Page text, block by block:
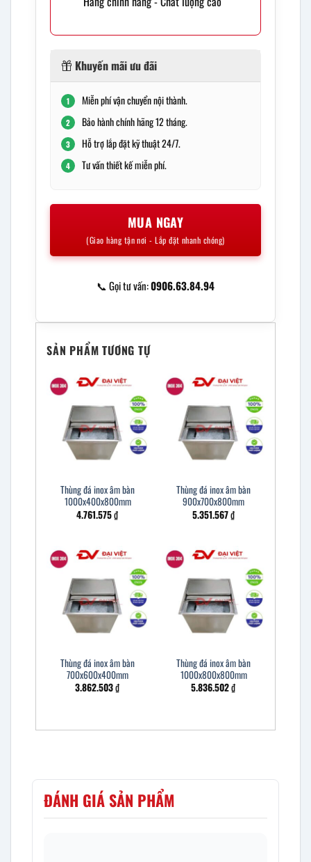
Khuyến mãi ưu đãi
1 Miễn phí vận chuyển nội thành.
2 Bảo hành chính hãng 12 tháng.
3 Hỗ trợ lắp đặt kỹ thuật 24/7.
4 Tư vấn thiết kế miễn phí.
MUA NGAY
(Giao hàng tận nơi - Lắp đặt nhanh chóng)
📞 Gọi tư vấn:0906.63.84.94
SẢN PHẨM TƯƠNG TỰ
Thùng đá inox âm bàn
1000x400x800mm
4.761.575₫
Thùng đá inox âm bàn
900x700x800mm
5.351.567₫
Thùng đá inox âm bàn
700x600x400mm
3.862.503₫
Thùng đá inox âm bàn
1000x800x800mm
5.836.502₫
ĐÁNH GIÁ SẢN PHẨM